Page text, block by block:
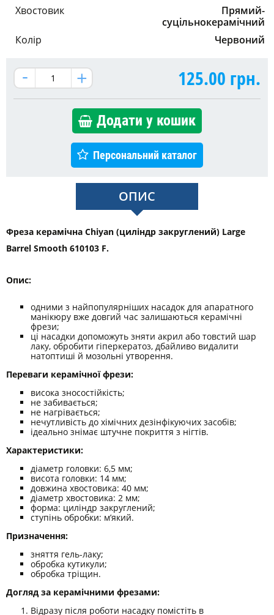
Хвостовик
Прямий-
суцільнокерамічний
Колір
Червоний
125.00 грн.
Додати у кошик
Персональний каталог
ОПИС
Фреза керамічна Chiyan (циліндр закруглений) Large
Barrel Smooth 610103 F.
Опис:
одними з найпопулярніших насадок для апаратного
манікюру вже довгий час залишаються керамічні
фрези;
ці насадки допоможуть зняти акрил або товстий шар
лаку, обробити гіперкератоз, дбайливо видалити
натоптиші й мозольні утворення.
Переваги керамічної фрези:
висока зносостійкість;
не забивається;
не нагрівається;
нечутливість до хімічних дезінфікуючих засобів;
ідеально знімає штучне покриття з нігтів.
Характеристики:
діаметр головки: 6,5 мм;
висота головки: 14 мм;
довжина хвостовика: 40 мм;
діаметр хвостовика: 2 мм;
форма: циліндр закруглений;
ступінь обробки: м’який.
Призначення:
зняття гель-лаку;
обробка кутикули;
обробка тріщин.
Догляд за керамічними фрезами:
Відразу після роботи насадку помістіть в